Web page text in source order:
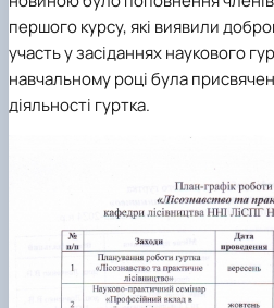
Пожежна
Проєкти
Прес-релізи
Виступи в ЗМІ
першого курсу, які виявили
участь у засіданнях наукового
навчальному році була
діяльності гуртка.